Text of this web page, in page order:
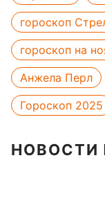
гороскоп
гороскоп на
Анжела Перл
Гороскоп 2025
НОВОСТИ